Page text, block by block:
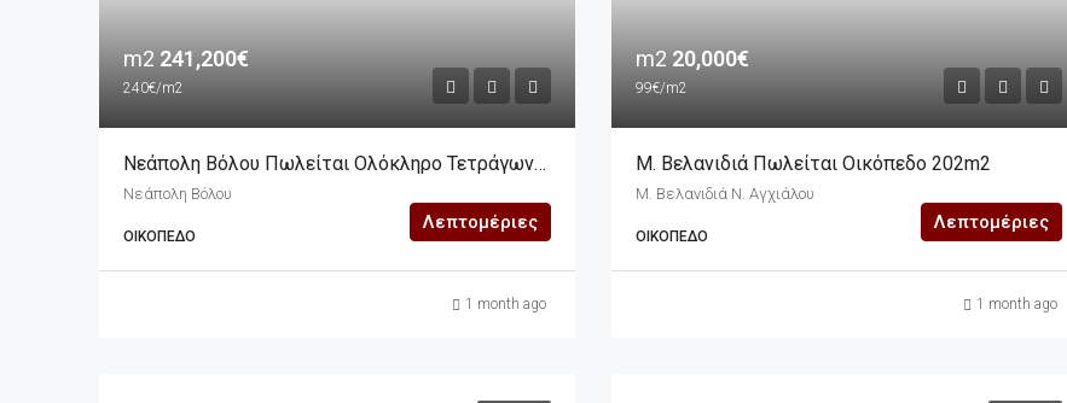
m2 241,200€
240€/m2
Νεάπολη Βόλου Πωλείται Ολόκληρο Τετράγωνο Που Αποτελείται Από Επτά Οικόπεδα
Νεάπολη Βόλου
ΟΙΚΌΠΕΔΟ
Λεπτομέριες
1 month ago
m2 20,000€
99€/m2
Μ. Βελανιδιά Πωλείται Οικόπεδο 202m2
Μ. Βελανιδιά Ν. Αγχιάλου
ΟΙΚΌΠΕΔΟ
Λεπτομέριες
1 month ago